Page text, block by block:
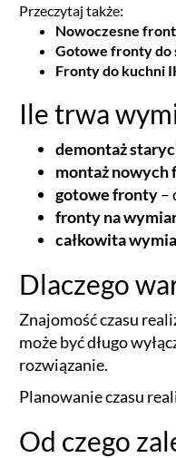
Przeczytaj także:
Nowoczesne
Gotowe fronty do
Fronty do kuchni
Ile trwa
demontaż
montaż nowych
gotowe fronty–
fronty na
całkowita
Dlaczego
Znajomość czasu
może być długo
rozwiązanie.
Planowanie czasu
Od czego